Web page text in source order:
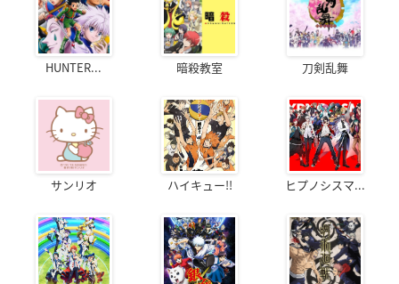
HUNTER... 暗殺教室 刀剣乱舞
サンリオ ハイキュー!! ヒプノシスマ...